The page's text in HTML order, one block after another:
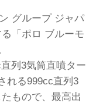
グループ ジャパ
「ポロ ブルーモ
列3気筒直噴ター
れる999cc直列3
もので、最高出